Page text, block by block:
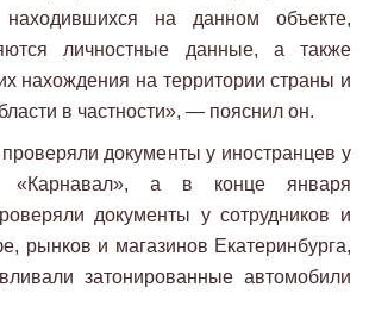
на данном объекте,
личностные данные, а также
нахождения на территории страны и
в частности», — пояснил он.
документы у иностранцев у
«Карнавал», а в конце января
документы у сотрудников и
рынков и магазинов Екатеринбурга,
затонированные автомобили